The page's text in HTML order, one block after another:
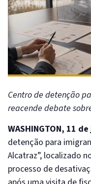
Centro de detenção
reacende debate
WASHINGTON, 11
detenção para
Alcatraz”, localizado
processo de